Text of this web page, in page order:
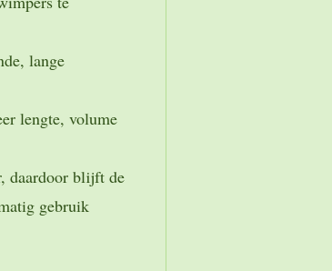
lange
lengte, volume
daardoor blijft de
gebruik